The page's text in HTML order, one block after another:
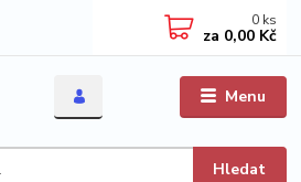
Menu
Hledat
0 ks
za 0,00 Kč